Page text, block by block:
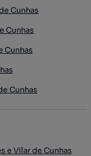
Cunhas
Cunhas
Cunhas
Cunhas
e Vilar de Cunhas